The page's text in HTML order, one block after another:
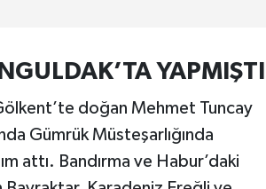
YAPMIŞTI
doğan Mehmet Tuncay
Gümrük Müsteşarlığında
attı. Bandırma ve Habur’daki